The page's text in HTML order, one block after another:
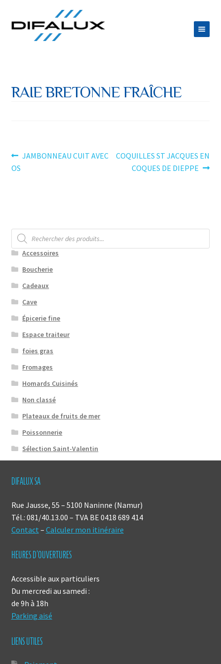
à
au
contenu
PRODUITS
enfant
menu
enfant
CONTACT
RAIE BRETONNE FRAÎCHE
Navigation
de
Article
JAMBONNEAU CUIT AVEC
OS
Article
suivant :
COQUILLES ST JACQUES EN
COQUES DE DIEPPE
Recherche
de
produits
Accessoires
Boucherie
Cadeaux
Cave
Épicerie fine
Espace traiteur
foies gras
Fromages
Homards Cuisinés
Non classé
Plateaux de fruits de mer
Poissonnerie
Sélection Saint-Valentin
DIFALUX SA
Rue Jausse, 55 – 5100 Naninne (Namur)
Tél.: 081/40.13.00 – TVA BE 0418 689 414
Contact – Calculer mon itinéraire
HEURES D’OUVERTURES
Accessible aux particuliers
Du mercredi au samedi :
de 9h à 18h
Parking aisé
LIENS UTILES